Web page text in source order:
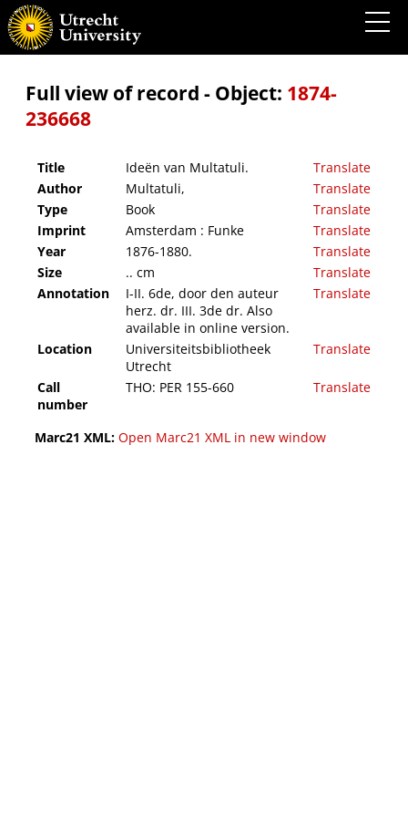
Ideën van Multatuli.
Full view of record - Object: 1874-
236668
Title Ideën van Multatuli.
Translate
Author
Multatuli,
Translate
Type
Book
Translate
Imprint
Amsterdam : Funke
Translate
Year
1876-1880.
Translate
Size
.. cm
Translate
Annotation
I-II. 6de, door den auteur
herz. dr. III. 3de dr. Also
available in online version.
Translate
Location
Universiteitsbibliotheek
Utrecht
Translate
Call
number
THO: PER 155-660 Translate
Marc21 XML: Open Marc21 XML in new window